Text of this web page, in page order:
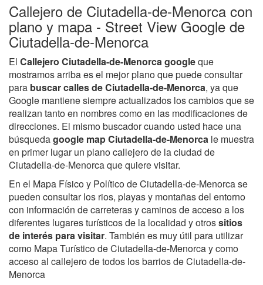
Callejero de Ciutadella-de-Menorca con
plano y mapa - Street View Google de
Ciutadella-de-Menorca
El Callejero Ciutadella-de-Menorca googleque
mostramos arriba es el mejor plano que puede consultar
para buscar calles de Ciutadella-de-Menorca, ya que
Google mantiene siempre actualizados los cambios que se
realizan tanto en nombres como en las modificaciones de
direcciones. El mismo buscador cuando usted hace una
búsquedagoogle map Ciutadella-de-Menorca le muestra
en primer lugar un plano callejero de la ciudad de
Ciutadella-de-Menorca que quiere visitar.
En el Mapa Físico y Político de Ciutadella-de-Menorca se
pueden consultar los rios, playas y montañas del entorno
con información de carreteras y caminos de acceso a los
diferentes lugares turísticos de la localidad y otrossitios
de interés para visitar. También es muy útil para utilizar
como Mapa Turístico de Ciutadella-de-Menorca y como
acceso al callejero de todos los barrios de Ciutadella-de-
Menorca